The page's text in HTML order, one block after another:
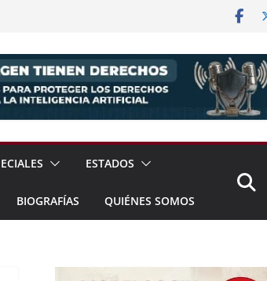
ESTADOS
BIOGRAFÍAS QUIÉNES SOMOS